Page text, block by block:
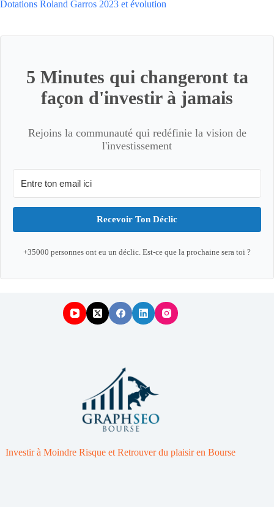
Dotations Roland Garros 2023 et évolution
5 Minutes qui changeront ta
façon d'investir à jamais
Rejoins la communauté qui redéfinie la vision de
l'investissement
Recevoir Ton Déclic
+35000 personnes ont eu un déclic. Est-ce que la prochaine sera toi ?
Investir à Moindre Risque et Retrouver du plaisir en Bourse